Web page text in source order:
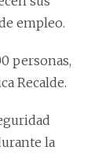
empleo.
personas,
Recalde.
la